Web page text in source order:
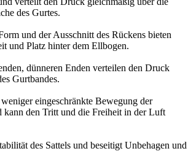
des Gurtes.
und der Ausschnitt des Rückens bieten
und Platz hinter dem Ellbogen.
dünneren Enden verteilen den Druck
Gurtbandes.
eingeschränkte Bewegung der
kann den Tritt und die Freiheit in der Luft
des Sattels und beseitigt Unbehagen und